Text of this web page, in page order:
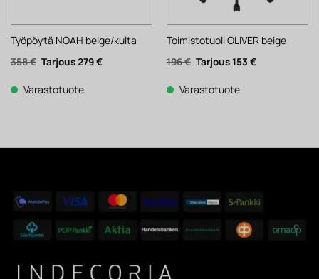
Työpöytä NOAH beige/kulta
358€ Alkuperäinen
hinta
358 €.
279€Nykyinen
Varastotuote
Toimistotuoli OLIVER beige
196€ Alkuperäinen
hinta
196 €.
153 €Nykyinen
Varastotuote